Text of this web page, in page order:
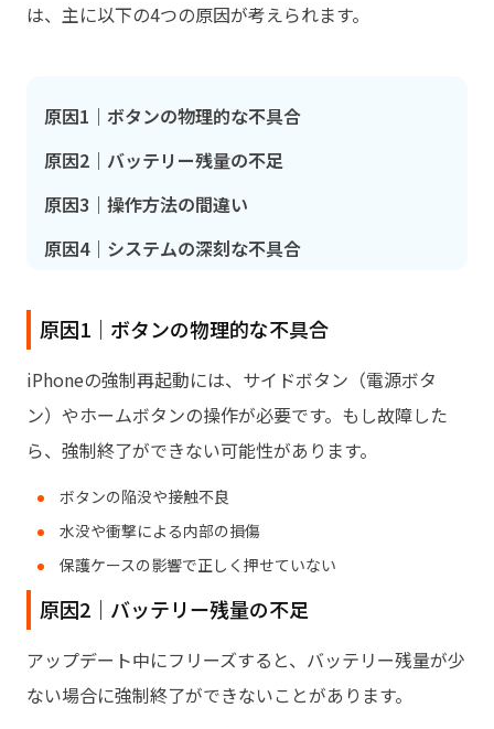
は、主に以下の4つの原因が考えられます。
原因1｜ボタンの物理的な不具合
原因2｜バッテリー残量の不足
原因3｜操作方法の間違い
原因4｜システムの深刻な不具合
原因1｜ボタンの物理的な不具合
iPhoneの強制再起動には、サイドボタン（電源ボタ
ン）やホームボタンの操作が必要です。もし故障した
ら、強制終了ができない可能性があります。
ボタンの陥没や接触不良
水没や衝撃による内部の損傷
保護ケースの影響で正しく押せていない
原因2｜バッテリー残量の不足
アップデート中にフリーズすると、バッテリー残量が少
ない場合に強制終了ができないことがあります。